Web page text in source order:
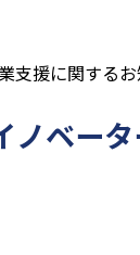
支援に関するお
ノベー